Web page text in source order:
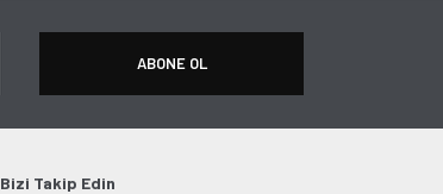
ABONE OL
Bizi Takip Edin